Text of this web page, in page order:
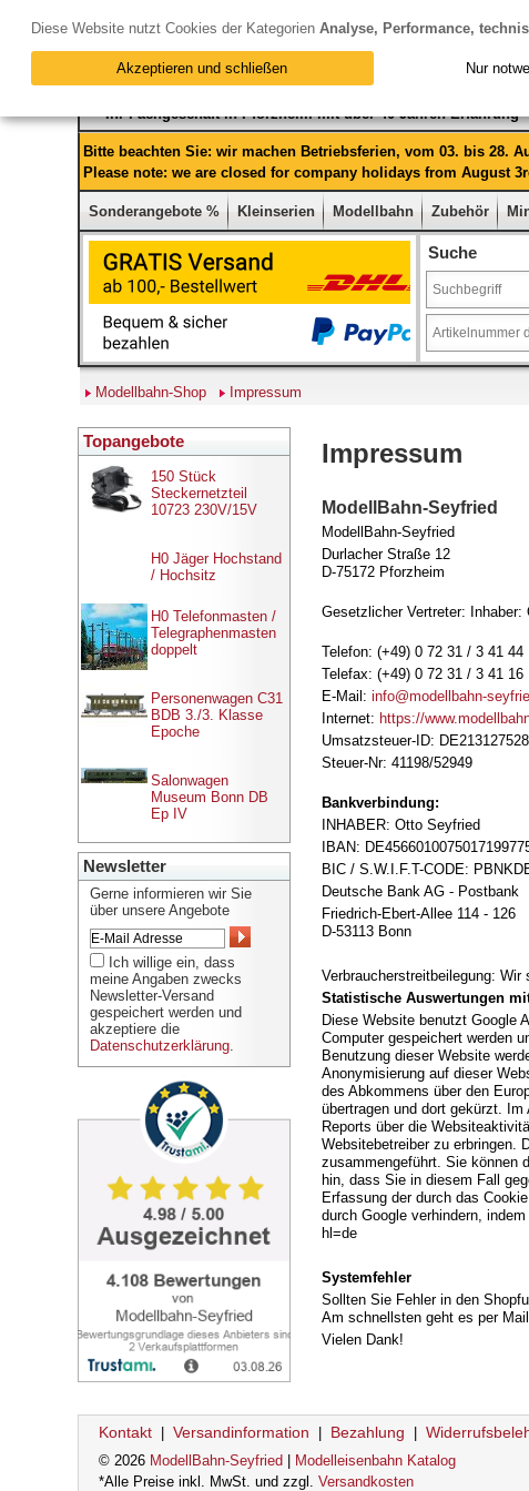
Ihr Fachgeschäft in Pforzheim mit über 40 Jahren Erfahrung
Bitte beachten Sie: wir machen Betriebsferien, vom 03. bis 28.
Please note: we are closed for company holidays from August
Sonderangebote % Kleinserien Modellbahn Zubehör
Suche
Modellbahn-Shop Impressum
Topangebote
150 Stück
Steckernetzteil
10723 230V/15V
H0 Jäger Hochstand
/ Hochsitz
H0 Telefonmasten /
Telegraphenmasten
doppelt
Personenwagen C31
BDB 3./3. Klasse
Epoche
Salonwagen
Museum Bonn DB
Ep IV
Newsletter
Gerne informieren wir Sie
über unsere Angebote
Ich willige ein, dass
meine Angaben zwecks
Newsletter-Versand
gespeichert werden und
akzeptiere die
Datenschutzerklärung.
Impressum
ModellBahn-Seyfried
ModellBahn-Seyfried
Durlacher Straße 12
D-75172 Pforzheim
Gesetzlicher Vertreter: Inhaber:
Telefon: (+49) 0 72 31 / 3 41 44
Telefax: (+49) 0 72 31 / 3 41 16
E-Mail: info@modellbahn-
Internet: https://
Umsatzsteuer-ID: DE213127528
Steuer-Nr: 41198/52949
Bankverbindung:
INHABER: Otto Seyfried
IBAN:
BIC / S.W.I.F.T-CODE:
Deutsche Bank AG - Postbank
Friedrich-Ebert-Allee 114 - 126
D-53113 Bonn
Verbraucherstreitbeilegung:
Statistische Auswertungen
Diese Website benutzt Google
Computer gespeichert werden
Benutzung dieser Website
Anonymisierung auf dieser
des Abkommens über den
übertragen und dort gekürzt.
Reports über die
Websitebetreiber zu erbringen.
zusammengeführt. Sie können
hin, dass Sie in diesem Fall
Erfassung der durch das
durch Google verhindern,
hl=de
Systemfehler
Sollten Sie Fehler in den
Am schnellsten geht es per
Vielen Dank!
Kontakt Versandinformation Bezahlung
© 2026 ModellBahn-Seyfried
Modelleisenbahn Katalog
*Alle Preise inkl. MwSt. und zzgl. Versandkosten
Diese Website nutzt Cookies der Kategorien Analyse, Performance,
Akzeptieren und schließen Nur